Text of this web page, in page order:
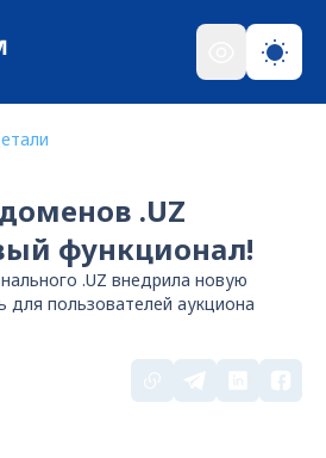
.UZ
функционал!
.UZ внедрила новую
пользователей аукциона